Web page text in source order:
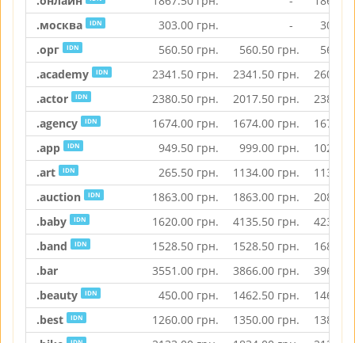
.москва
IDN 303.00 грн. -
303.00
.орг
IDN 560.50 грн. 560.50 грн.
560.50
.academy
IDN 2341.50 грн. 2341.50 грн.
2604.50
.actor
IDN 2380.50 грн. 2017.50 грн.
2380.50
.agency
IDN 1674.00 грн. 1674.00 грн.
1674.00
.app
IDN 949.50 грн. 999.00 грн.
1026.00
.art
IDN 265.50 грн. 1134.00 грн.
1134.00
.auction
IDN 1863.00 грн. 1863.00 грн.
2082.00
.baby
IDN 1620.00 грн. 4135.50 грн.
4239.00
.band
IDN 1528.50 грн. 1528.50 грн.
1680.50
.bar
3551.00 грн. 3866.00 грн.
3967.00
.beauty
IDN 450.00 грн. 1462.50 грн.
1462.50
.best
IDN 1260.00 грн. 1350.00 грн.
1384.00